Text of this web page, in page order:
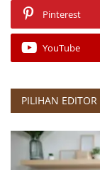
Pinterest
YouTube
PILIHAN EDITOR